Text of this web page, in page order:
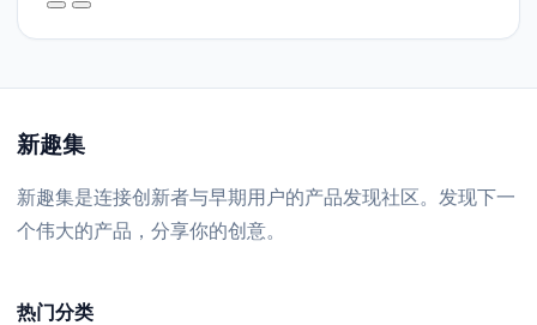
新趣集
新趣集是连接创新者与早期用户的产品发现社区。发现下一
个伟大的产品，分享你的创意。
热门分类